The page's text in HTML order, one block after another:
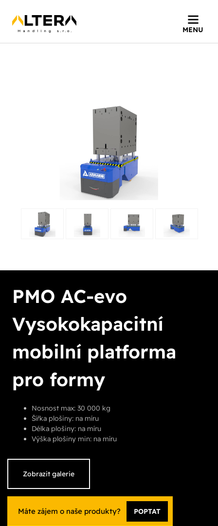
MENU
Vysokokapacitní mobilní
platforma pro formy
PMO AC-evo
Vysokokapacitní
mobilní platforma
pro formy
Nosnost max: 30 000 kg
Šířka plošiny: na míru
Délka plošiny: na míru
Výška plošiny min: na míru
Zobrazit galerie
Máte zájem o naše produkty? POPTAT